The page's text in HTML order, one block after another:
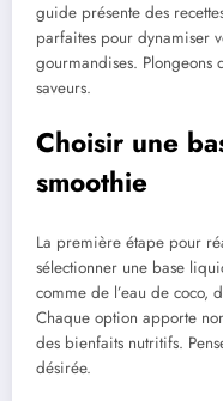
guide présente des
parfaites pour dynamiser
gourmandises. Plongeons
saveurs.
Choisir une
smoothie
La première étape pour
sélectionner une base
comme de l’eau de coco,
Chaque option apporte
des bienfaits nutritifs.
désirée.